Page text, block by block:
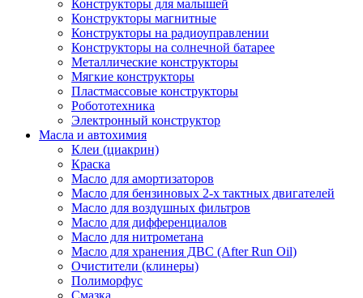
Конструкторы для малышей
Конструкторы магнитные
Конструкторы на радиоуправлении
Конструкторы на солнечной батарее
Металлические конструкторы
Мягкие конструкторы
Пластмассовые конструкторы
Робототехника
Электронный конструктор
Масла и автохимия
Клеи (циакрин)
Краска
Масло для амортизаторов
Масло для бензиновых 2-х тактных двигателей
Масло для воздушных фильтров
Масло для дифференциалов
Масло для нитрометана
Масло для хранения ДВС (After Run Oil)
Очистители (клинеры)
Полиморфус
Смазка